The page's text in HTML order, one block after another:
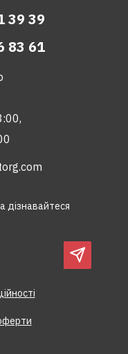
дізнавайтеся
39 39
83 61